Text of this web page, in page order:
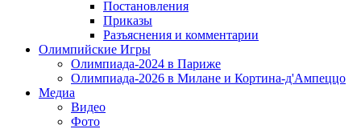
Постановления
Приказы
Разъяснения и комментарии
Олимпийские Игры
Олимпиада-2024 в Париже
Олимпиада-2026 в Милане и Кортина-д'Ампеццо
Медиа
Видео
Фото